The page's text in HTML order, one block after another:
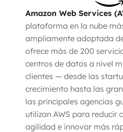
Amazon Web Services
plataforma en la nube
ampliamente adoptada
ofrece más de 200
centros de datos a nivel
clientes — desde las
crecimiento hasta las
las principales agencias
utilizan AWS para reducir
agilidad e innovar más